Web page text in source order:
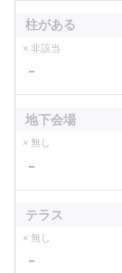
柱がある
× 非該当
－
地下会場
× 無し
－
テラス
× 無し
－